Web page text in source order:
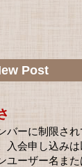
Post
バーに制限さ
入会申し込み
ユーザー名ま